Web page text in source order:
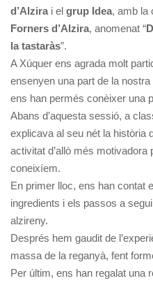
d’Alzira i el grup Idea, amb la
Forners d’Alzira, anomenat “
la tastaràs”.
A Xúquer ens agrada molt
ensenyen una part de la
ens han permés conèixer una
Abans d’aquesta sessió, a
explicava al seu nét la història
activitat d’allò més
coneixíem.
En primer lloc, ens han contat
ingredients i els passos a
alzireny.
Després hem gaudit de
massa de la reganyà, fent
Per últim, ens han regalat una